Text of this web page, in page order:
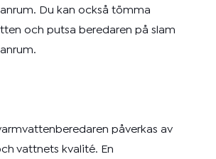
Du kan också tömma
och putsa beredaren på slam
påverkas av
vattnets kvalité. En